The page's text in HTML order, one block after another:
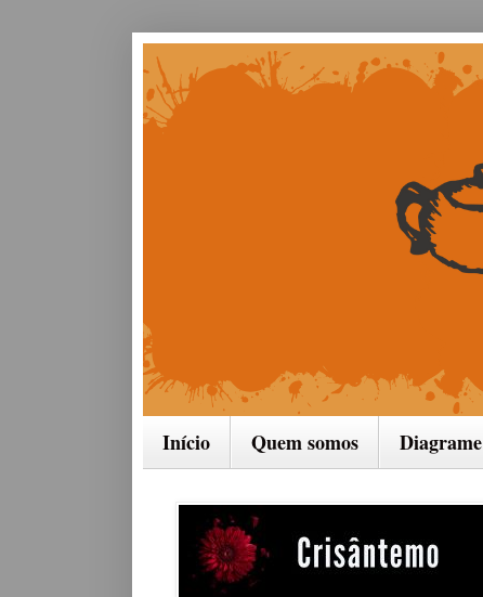
Início Quem somos Diagrame